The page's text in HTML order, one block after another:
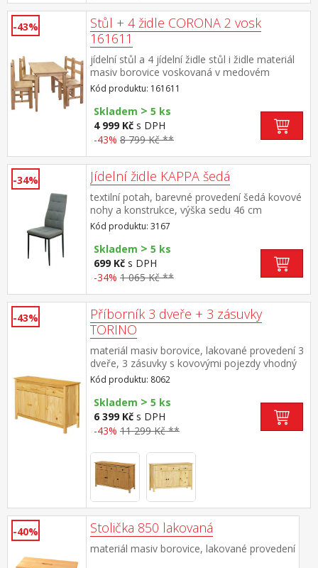
-43%
Stůl + 4 židle CORONA 2 vosk
161611
jídelní stůl a 4 jídelní židle stůl i židle materiál
masiv borovice voskovaná v medovém
odstínu rozměr stolu (š/h/v) 108 × 65 × 76 cm,
rozměr židle (š/h/v) 39 × 42 × 93 cm součást
sestavy Corona 2
Kód produktu: 161611
Skladem > 5 ks
4 999 Kč s DPH
-43% 8 799 Kč **
-34% Jídelní židle KAPPA šedá
textilní potah, barevné provedení šedá kovové
nohy a konstrukce, výška sedu 46 cm
Kód produktu: 3167
Skladem > 5 ks
699 Kč s DPH
-34% 1 065 Kč **
-43%
Příborník 3 dveře + 3 zásuvky
TORINO
materiál masiv borovice, lakované provedení 3
dveře, 3 zásuvky s kovovými pojezdy vhodný
doplněk nástavec TORINO 8063
Kód produktu: 8062
Skladem > 5 ks
6 399 Kč s DPH
-43% 11 299 Kč **
-40% Stolička 850 lakovaná
materiál masiv borovice, lakované provedení